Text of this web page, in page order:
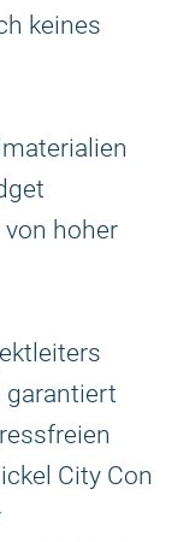
keines
hoher
garantiert
City Con